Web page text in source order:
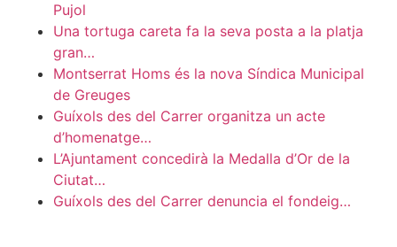
Pujol
Una tortuga careta fa la seva posta a la platja
gran…
Montserrat Homs és la nova Síndica Municipal
de Greuges
Guíxols des del Carrer organitza un acte
d’homenatge…
L’Ajuntament concedirà la Medalla d’Or de la
Ciutat…
Guíxols des del Carrer denuncia el fondeig…